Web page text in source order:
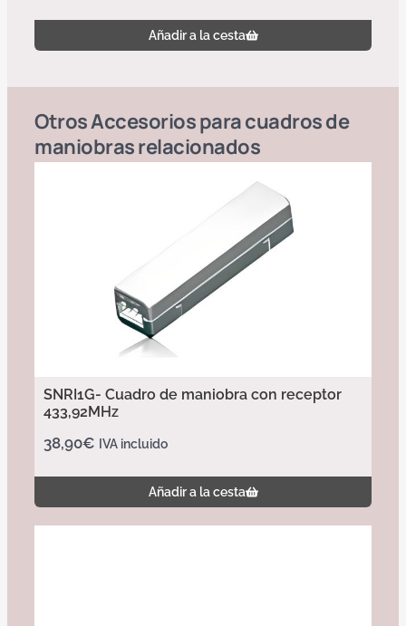
Añadir a la cesta
OtrosAccesorios para cuadros de
maniobrasrelacionados
SNRI1G- Cuadro de maniobra con receptor
433,92MHz
38,90€ IVA incluido
Añadir a la cesta